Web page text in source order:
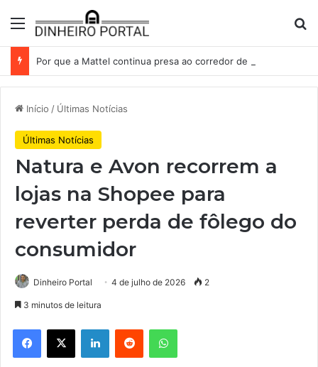
Menu
Início / Últimas Notícias
Últimas Notícias
Natura e Avon recorrem a
lojas na Shopee para
reverter perda de fôlego do
consumidor
Dinheiro Portal 4 de julho de 2026 2
3 minutos de leitura
Facebook
X LinkedinReddit WhatsApp